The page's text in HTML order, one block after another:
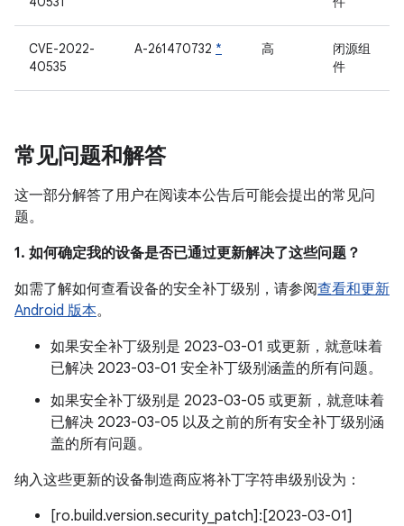
CVE-2022-
40535
A-261470732 * 高
闭源组
件
常见问题和解答
这一部分解答了用户在阅读本公告后可能会提出的常见问
题。
1. 如何确定我的设备是否已通过更新解决了这些问题？
如需了解如何查看设备的安全补丁级别，请参阅查看和更新
Android 版本。
如果安全补丁级别是 2023-03-01 或更新，就意味着
已解决 2023-03-01 安全补丁级别涵盖的所有问题。
如果安全补丁级别是 2023-03-05 或更新，就意味着
已解决 2023-03-05 以及之前的所有安全补丁级别涵
盖的所有问题。
纳入这些更新的设备制造商应将补丁字符串级别设为：
[ro.build.version.security_patch]:[2023-03-01]